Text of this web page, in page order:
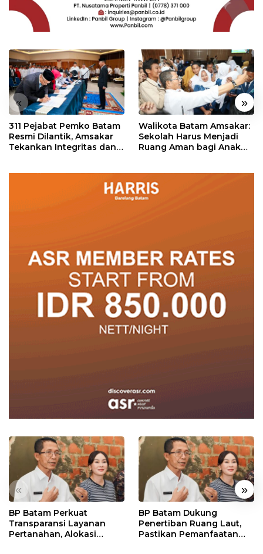
« »
311 Pejabat Pemko Batam
Resmi Dilantik, Amsakar
Tekankan Integritas dan
Walikota Batam Amsakar:
Sekolah Harus Menjadi
Ruang Aman bagi Anak
« »
BP Batam Perkuat
Transparansi Layanan
Pertanahan, Alokasi
BP Batam Dukung
Penertiban Ruang Laut,
Pastikan Pemanfaatan